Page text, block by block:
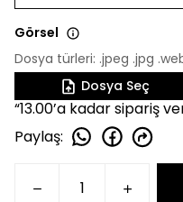
Görsel
Dosya türleri: .jpeg .jpg
Dosya Seç
“13.00’a kadar sipariş
Paylaş: